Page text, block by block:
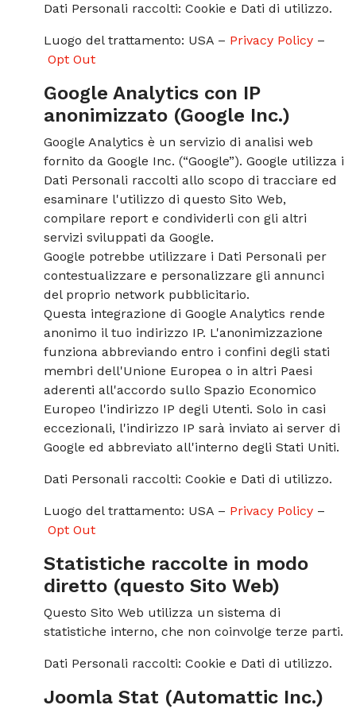
Dati Personali raccolti: Cookie e Dati di utilizzo.
Luogo del trattamento: USA – Privacy Policy –
Opt Out
Google Analytics con IP
anonimizzato (Google Inc.)
Google Analytics è un servizio di analisi web
fornito da Google Inc. (“Google”). Google utilizza i
Dati Personali raccolti allo scopo di tracciare ed
esaminare l'utilizzo di questo Sito Web,
compilare report e condividerli con gli altri
servizi sviluppati da Google.
Google potrebbe utilizzare i Dati Personali per
contestualizzare e personalizzare gli annunci
del proprio network pubblicitario.
Questa integrazione di Google Analytics rende
anonimo il tuo indirizzo IP. L'anonimizzazione
funziona abbreviando entro i confini degli stati
membri dell'Unione Europea o in altri Paesi
aderenti all'accordo sullo Spazio Economico
Europeo l'indirizzo IP degli Utenti. Solo in casi
eccezionali, l'indirizzo IP sarà inviato ai server di
Google ed abbreviato all'interno degli Stati Uniti.
Dati Personali raccolti: Cookie e Dati di utilizzo.
Luogo del trattamento: USA – Privacy Policy –
Opt Out
Statistiche raccolte in modo
diretto (questo Sito Web)
Questo Sito Web utilizza un sistema di
statistiche interno, che non coinvolge terze parti.
Dati Personali raccolti: Cookie e Dati di utilizzo.
Joomla Stat (Automattic Inc.)